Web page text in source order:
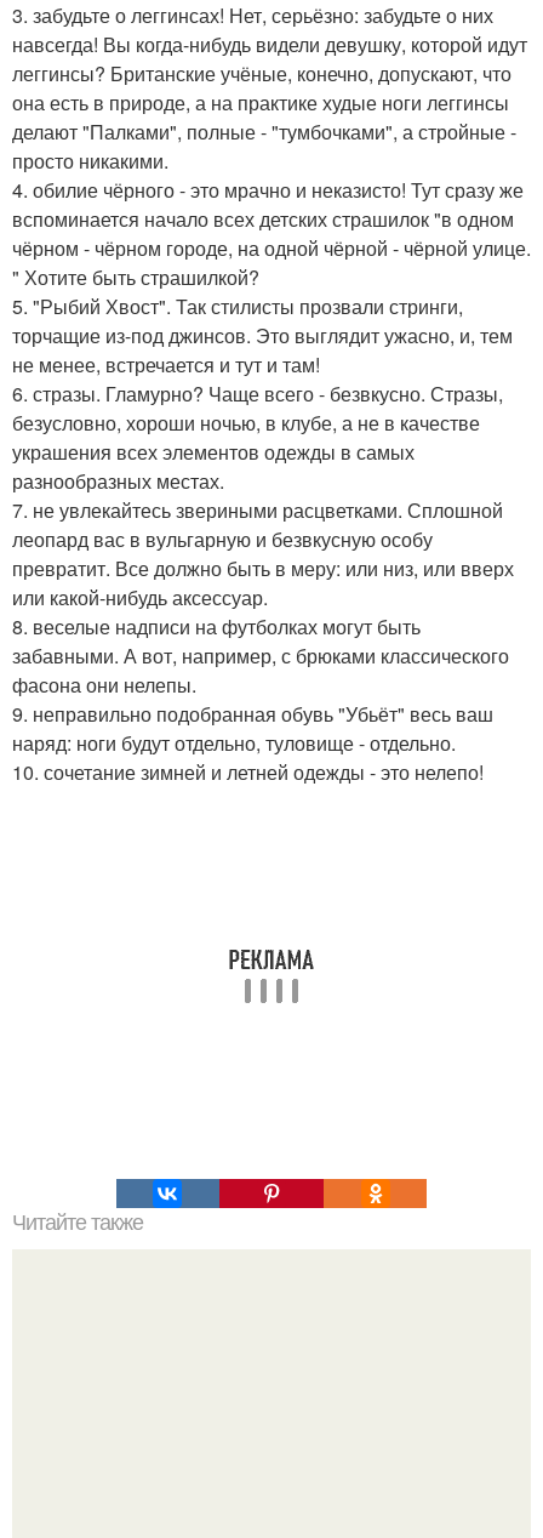
3. забудьте о леггинсах! Нет, серьёзно: забудьте о них
навсегда! Вы когда-нибудь видели девушку, которой идут
леггинсы? Британские учёные, конечно, допускают, что
она есть в природе, а на практике худые ноги леггинсы
делают "Палками", полные - "тумбочками", а стройные -
просто никакими.
4. обилие чёрного - это мрачно и неказисто! Тут сразу же
вспоминается начало всех детских страшилок "в одном
чёрном - чёрном городе, на одной чёрной - чёрной улице.
" Хотите быть страшилкой?
5. "Рыбий Хвост". Так стилисты прозвали стринги,
торчащие из-под джинсов. Это выглядит ужасно, и, тем
не менее, встречается и тут и там!
6. стразы. Гламурно? Чаще всего - безвкусно. Стразы,
безусловно, хороши ночью, в клубе, а не в качестве
украшения всех элементов одежды в самых
разнообразных местах.
7. не увлекайтесь звериными расцветками. Сплошной
леопард вас в вульгарную и безвкусную особу
превратит. Все должно быть в меру: или низ, или вверх
или какой-нибудь аксессуар.
8. веселые надписи на футболках могут быть
забавными. А вот, например, с брюками классического
фасона они нелепы.
9. неправильно подобранная обувь "Убьёт" весь ваш
наряд: ноги будут отдельно, туловище - отдельно.
10. сочетание зимней и летней одежды - это нелепо!
Читайте также